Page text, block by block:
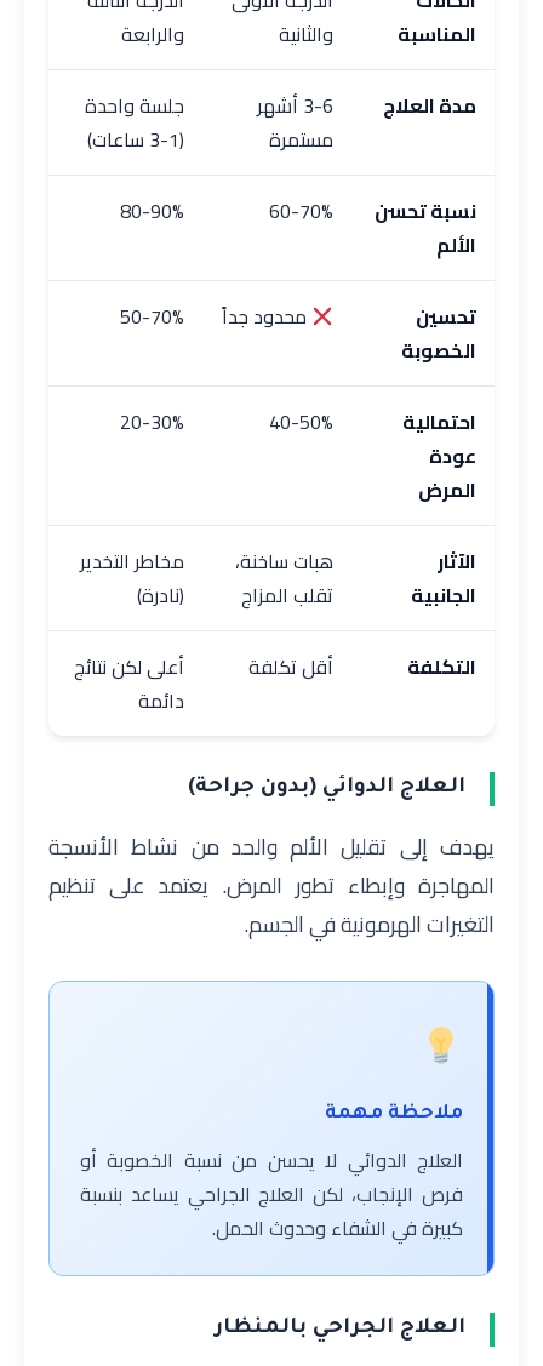
المناسبة
والثانية
والرابعة
مدة العلاج
3-6 أشهر
مستمرة
جلسة واحدة
(1-3 ساعات)
نسبة تحسن
الألم
60-70%
80-90%
تحسين
الخصوبة
محدود جداً 50-70%
احتمالية
عودة
المرض
40-50%
20-30%
الآثار
الجانبية
هبات ساخنة،
تقلب المزاج
مخاطر التخدير
(نادرة)
التكلفة
أقل تكلفة
أعلى لكن نتائج
دائمة
العلاج الدوائي (بدون جراحة)
يهدف إلى تقليل الألم والحد من نشاط الأنسجة
المهاجرة وإبطاء تطور المرض. يعتمد على تنظيم
التغيرات الهرمونية في الجسم.
ملاحظة مهمة
العلاج الدوائي لا يحسن من نسبة الخصوبة أو
فرص الإنجاب، لكن العلاج الجراحي يساعد بنسبة
كبيرة في الشفاء وحدوث الحمل.
العلاج الجراحي بالمنظار